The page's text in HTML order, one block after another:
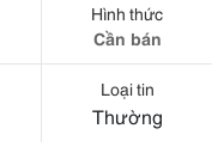
Hình thức
Cần bán
Loại tin
Thường